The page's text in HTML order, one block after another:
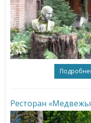
Ресторан